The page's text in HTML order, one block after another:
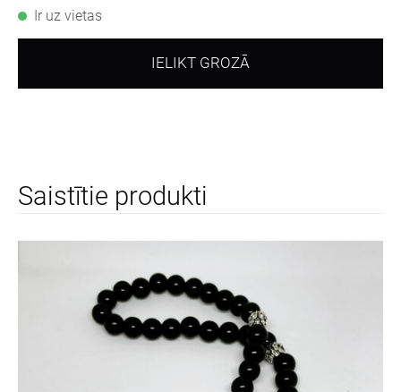
Ir uz vietas
IELIKT GROZĀ
Saistītie produkti